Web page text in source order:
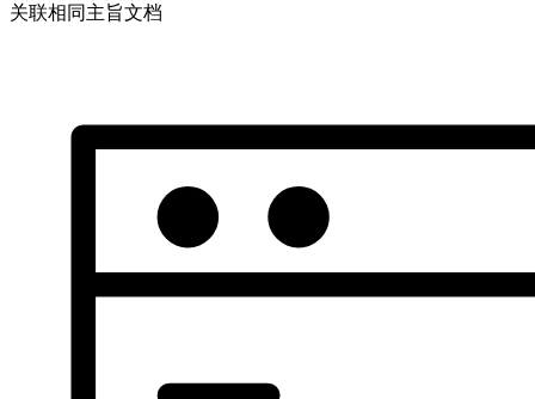
关联相同主旨文档